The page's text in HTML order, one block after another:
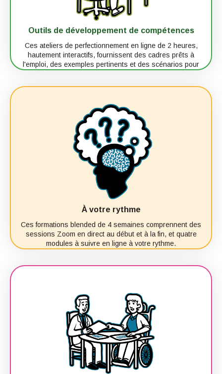
Outils de développement de compétences
Ces ateliers de perfectionnement en ligne de 2 heures,
hautement interactifs, fournissent des cadres prêts à
l'emploi, des exemples pertinents et des scénarios pour
À votre rythme
Ces formations blended de 4 semaines comprennent des
sessions Zoom en direct au début et à la fin, et quatre
modules à suivre en ligne à votre rythme.